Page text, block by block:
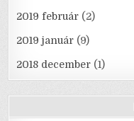
2019 február (2)
2019 január (9)
2018 december (1)